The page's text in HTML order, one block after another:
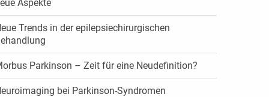
Aspekte
Trends in der epilepsiechirurgischen
Parkinson – Zeit für eine Neudefinition?
bei Parkinson-Syndromen